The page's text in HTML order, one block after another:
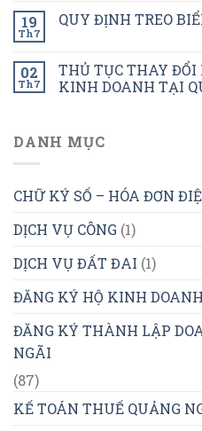
19
Th7
QUY ĐỊNH TREO
02
Th7
THỦ TỤC THAY ĐỔI
KINH DOANH TẠI
DANH MỤC
CHỮ KÝ SỐ – HÓA ĐƠN
DỊCH VỤ CÔNG (1)
DỊCH VỤ ĐẤT ĐAI (1)
ĐĂNG KÝ HỘ KINH
ĐĂNG KÝ THÀNH LẬP
NGÃI
(87)
KẾ TOÁN THUẾ QUẢNG